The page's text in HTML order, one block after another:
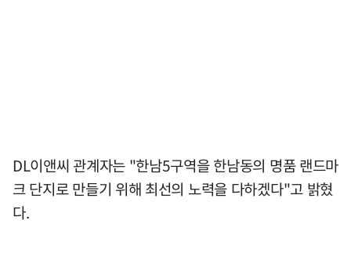
DL이앤씨 관계자는 "한남5구역을 한남동의 명품 랜드마
크 단지로 만들기 위해 최선의 노력을 다하겠다"고 밝혔
다.